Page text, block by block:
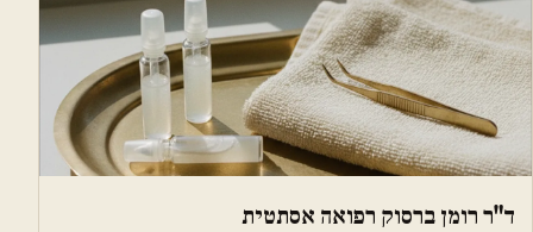
ד"ר רומן ברסוק רפואה אסתטית